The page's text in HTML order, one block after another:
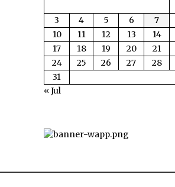
3
4 5 6 7
10
11 12 13 14
17
18 19 20 21
24
25 26 27 28
31
« Jul